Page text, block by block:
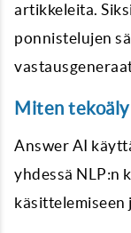
artikkeleita.
ponnistelujen
Miten
Answer AI
yhdessä NLP:n
käsittelemiseen